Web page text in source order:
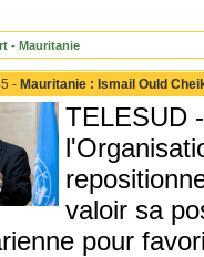
- Mauritanie
- Mauritanie : Ismail Ould
TELESUD
valoir sa
pour